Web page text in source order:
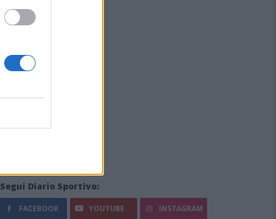
Segui Diario Sportivo:
FACEBOOK YOUTUBE INSTAGRAM